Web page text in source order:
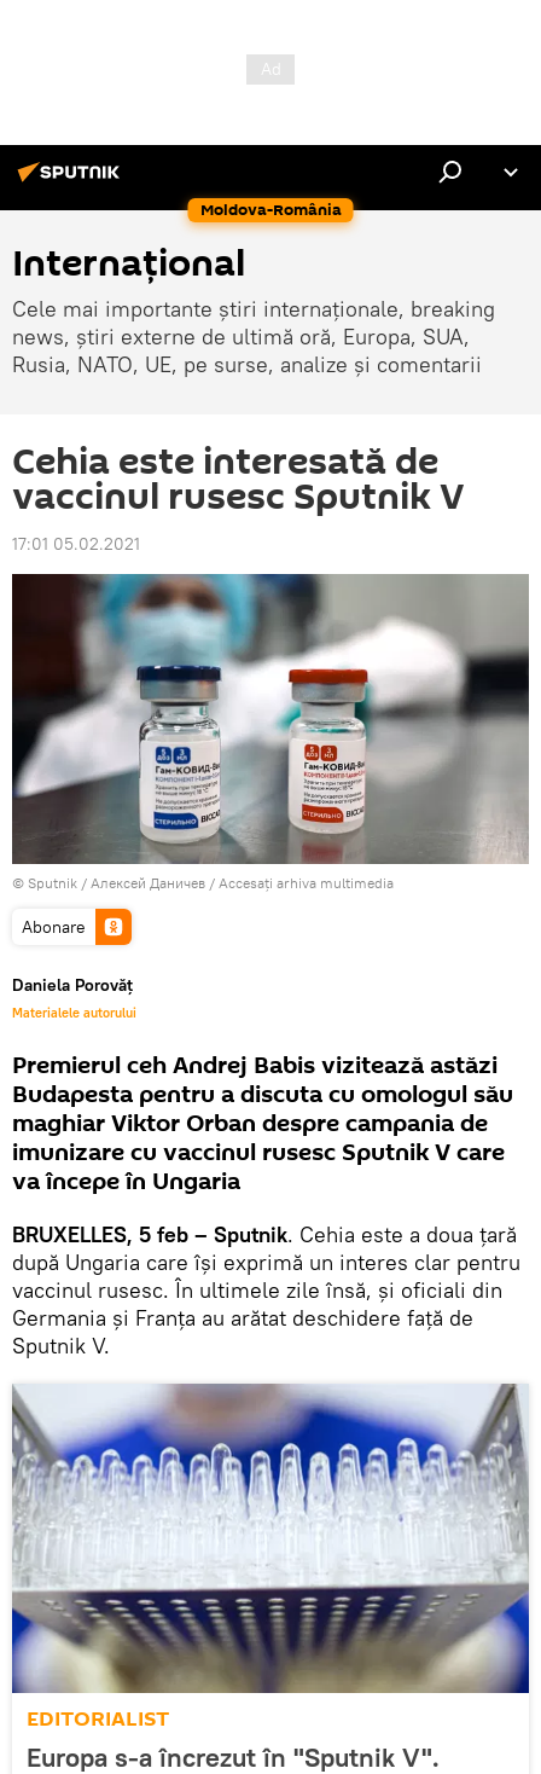
Moldova-România
Internaţional
Cele mai importante știri internaționale, breaking
news, știri externe de ultimă oră, Europa, SUA,
Rusia, NATO, UE, pe surse, analize și comentarii
Cehia este interesată de
vaccinul rusesc Sputnik V
17:01 05.02.2021
© Sputnik / Алексей Даничев / Accesați arhiva multimedia
Abonare
Daniela Porovăț
Materialele autorului
Premierul ceh Andrej Babis vizitează astăzi
Budapesta pentru a discuta cu omologul său
maghiar Viktor Orban despre campania de
imunizare cu vaccinul rusesc Sputnik V care
va începe în Ungaria
BRUXELLES, 5 feb – Sputnik. Cehia este a doua țară
după Ungaria care își exprimă un interes clar pentru
vaccinul rusesc. În ultimele zile însă, și oficiali din
Germania și Franța au arătat deschidere față de
Sputnik V.
EDITORIALIST
Europa s-a încrezut în "Sputnik V".